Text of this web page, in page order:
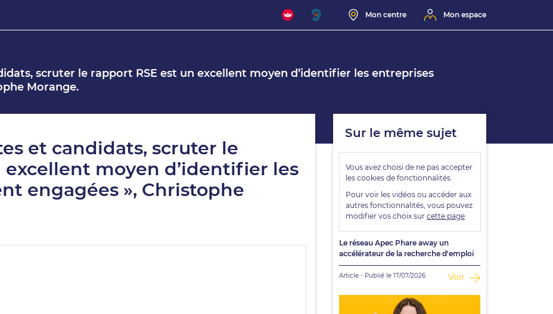
Mon centre Mon espace
scruter le rapport RSE est un excellent moyen d’identifier les entreprises
Morange.
et candidats, scruter le
excellent moyen d’identifier les
engagées », Christophe
Sur le même sujet
Le réseau Apec Phare away un
accélérateur de la recherche d'emploi
Article - Publié le 17/07/2026 Voir